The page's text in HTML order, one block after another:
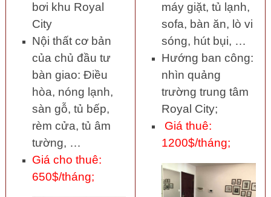
bơi khu Royal
City
Nội thất cơ bản
của chủ đầu tư
bàn giao: Điều
hòa, nóng lạnh,
sàn gỗ, tủ bếp,
rèm cửa, tủ âm
tường, …
Giá cho thuê:
650$/tháng;
máy giặt, tủ lạnh,
sofa, bàn ăn, lò vi
sóng, hút bụi, …
Hướng ban công:
nhìn quảng
trường trung tâm
Royal City;
Giá thuê:
1200$/tháng;